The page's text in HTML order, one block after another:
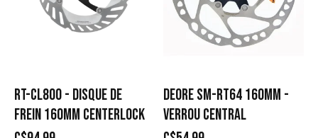
RT-CL800 - DISQUE DE
FREIN 160MM CENTERLOCK
DEORE SM-RT64 160MM -
VERROU CENTRAL